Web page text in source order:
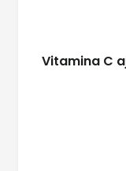
Vitamina C